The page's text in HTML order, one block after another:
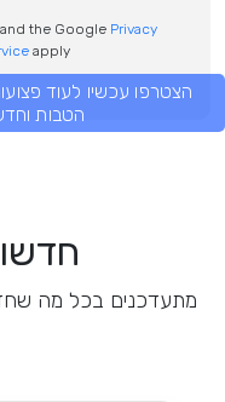
the Google Privacy
apply.
הצטרפו עכשיו לעוד
הטבות
מתעדכנים בכל מה